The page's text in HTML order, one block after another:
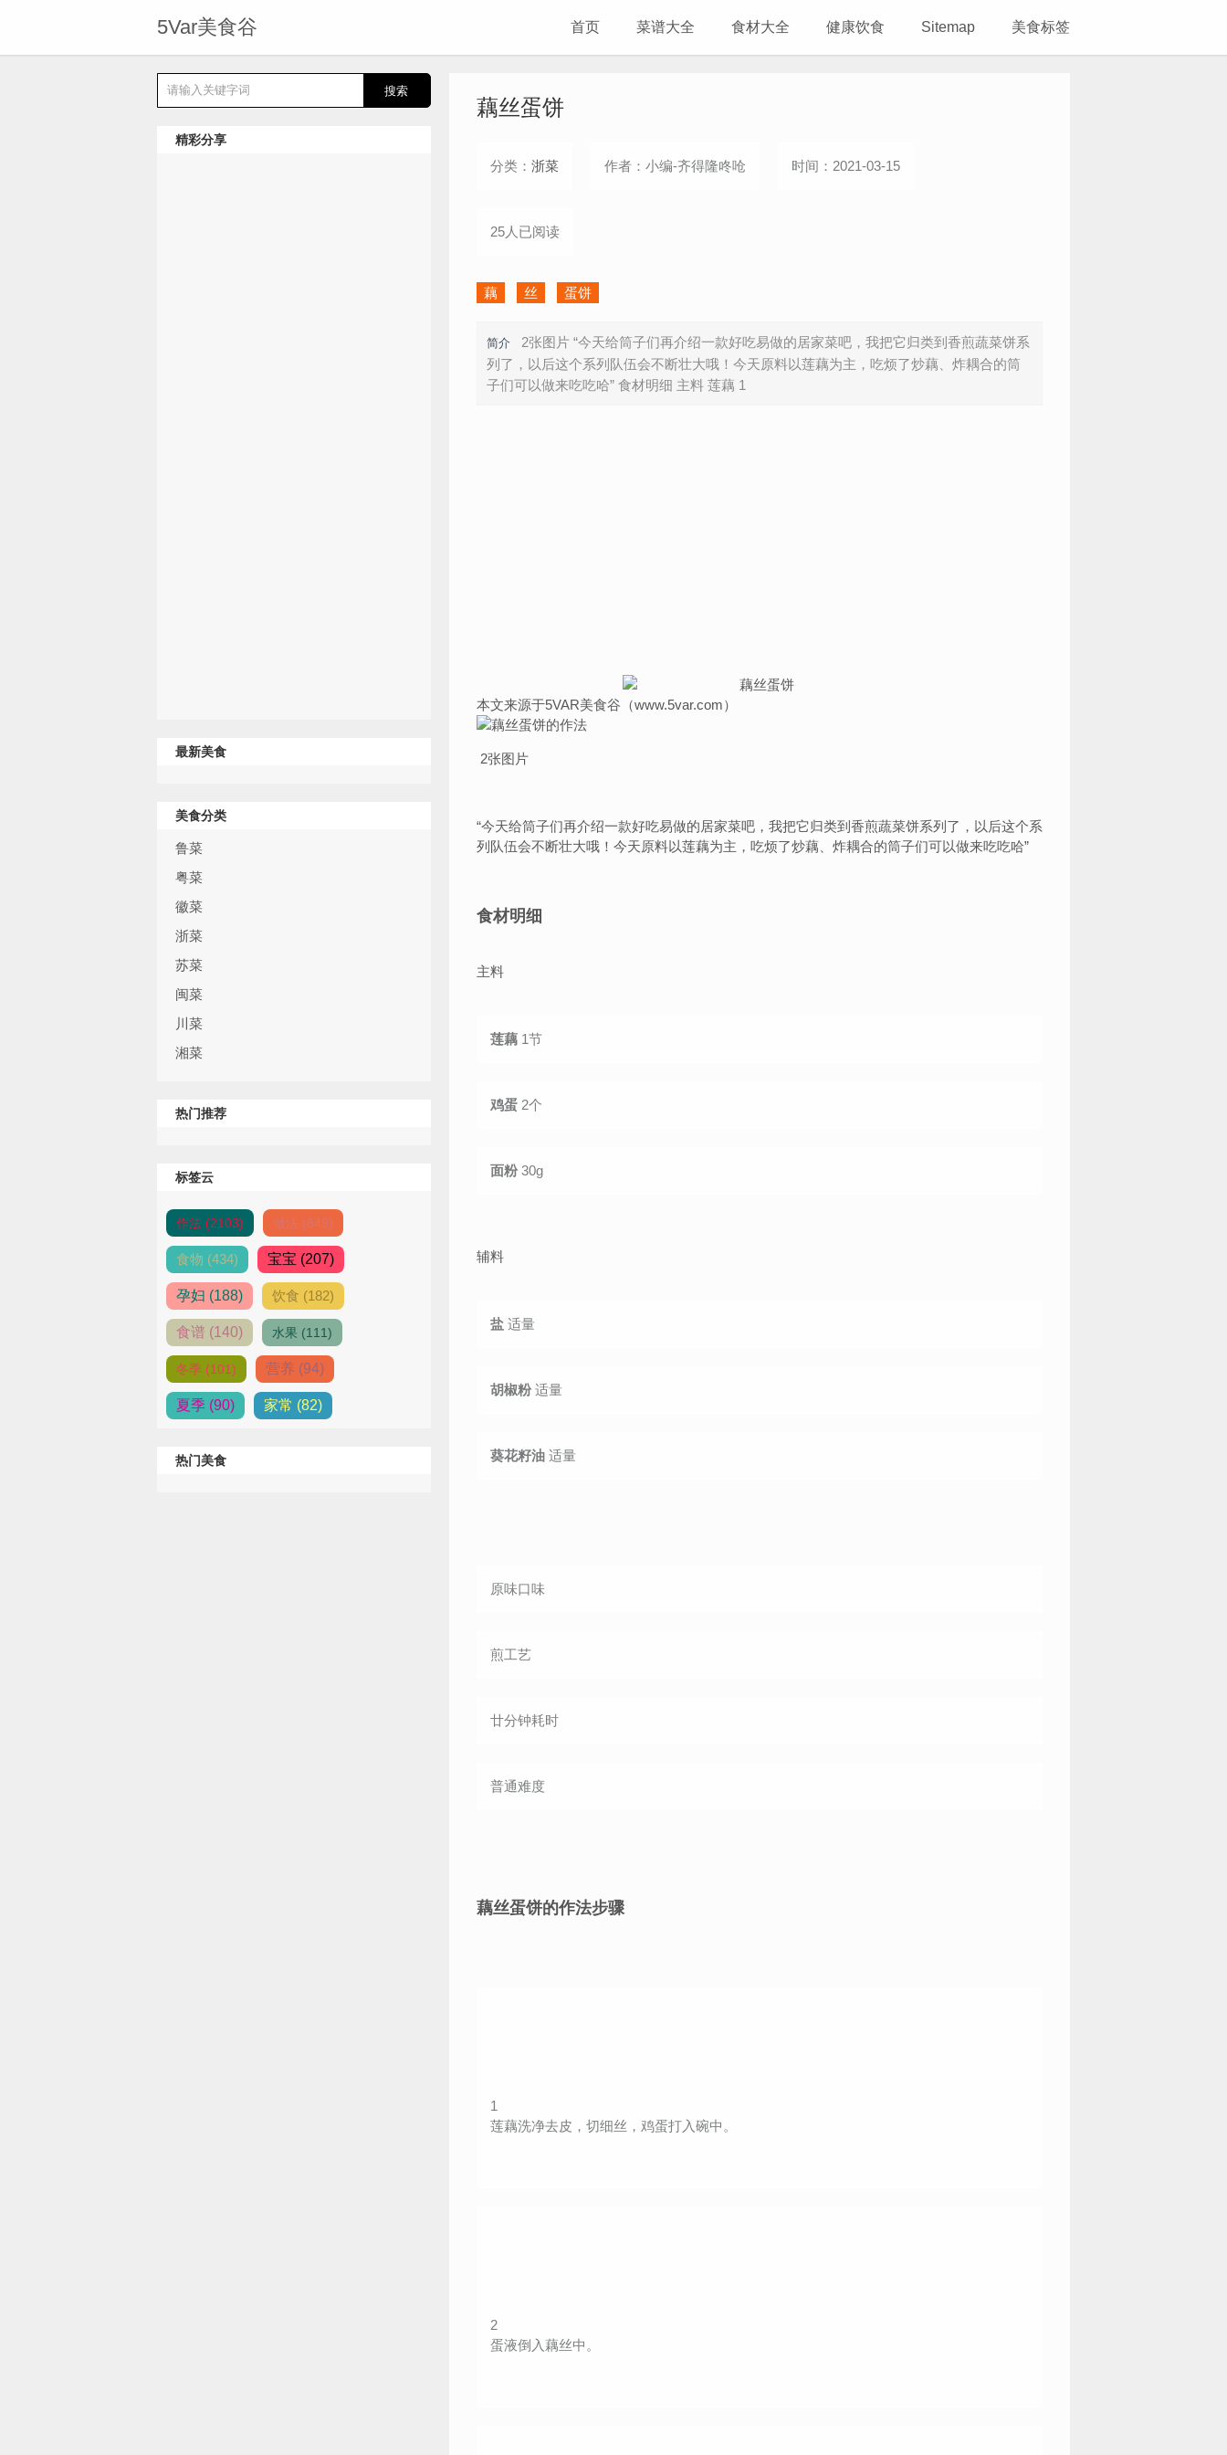
5Var美食谷 首页 菜谱大全 食材大全 健康饮食 Sitemap 美食标签
精彩分享
最新美食
美食分类
鲁菜
粤菜
徽菜
浙菜
苏菜
闽菜
川菜
湘菜
热门推荐
标签云
作法 (2103) 做法 (849)
食物 (434) 宝宝 (207)
孕妇 (188) 饮食 (182)
食谱 (140) 水果 (111)
冬季 (101) 营养 (94)
夏季 (90) 家常 (82)
热门美食
藕丝蛋饼
分类： 浙菜 作者：小编-齐得隆咚呛 时间：2021-03-15
25人已阅读
藕 丝 蛋饼
简介
2张图片 “今天给筒子们再介绍一款好吃易做的居家菜吧，我把它归类到香煎蔬菜饼系
列了，以后这个系列队伍会不断壮大哦！今天原料以莲藕为主，吃烦了炒藕、炸耦合的筒
子们可以做来吃吃哈” 食材明细 主料 莲藕 1
本文来源于5VAR美食谷（www.5var.com）
2张图片
“今天给筒子们再介绍一款好吃易做的居家菜吧，我把它归类到香煎蔬菜饼系列了，以后这个系
列队伍会不断壮大哦！今天原料以莲藕为主，吃烦了炒藕、炸耦合的筒子们可以做来吃吃哈”
食材明细
主料
莲藕 1节
鸡蛋 2个
面粉 30g
辅料
盐 适量
胡椒粉 适量
葵花籽油 适量
原味口味
煎工艺
廿分钟耗时
普通难度
藕丝蛋饼的作法步骤
1
莲藕洗净去皮，切细丝，鸡蛋打入碗中。
2
蛋液倒入藕丝中。